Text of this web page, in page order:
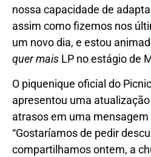
nossa capacidade de
assim como fizemos nos
um novo dia, e estou
quer mais LP no estágio de
O piquenique oficial do
apresentou uma
atrasos em uma mensagem
“Gostaríamos de pedir
compartilhamos ontem, a